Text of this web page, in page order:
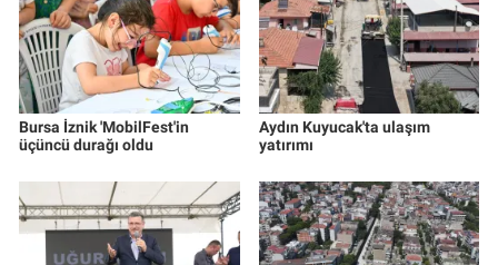
Bursa İznik 'MobilFest'in
üçüncü durağı oldu
Aydın Kuyucak'ta ulaşım
yatırımı